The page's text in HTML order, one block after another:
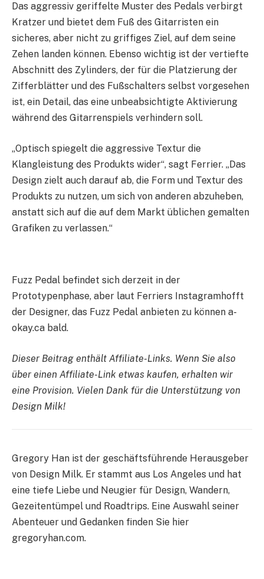
Das aggressiv geriffelte Muster des Pedals verbirgt
Kratzer und bietet dem Fuß des Gitarristen ein
sicheres, aber nicht zu griffiges Ziel, auf dem seine
Zehen landen können. Ebenso wichtig ist der vertiefte
Abschnitt des Zylinders, der für die Platzierung der
Zifferblätter und des Fußschalters selbst vorgesehen
ist, ein Detail, das eine unbeabsichtigte Aktivierung
während des Gitarrenspiels verhindern soll.
„Optisch spiegelt die aggressive Textur die
Klangleistung des Produkts wider“, sagt Ferrier. „Das
Design zielt auch darauf ab, die Form und Textur des
Produkts zu nutzen, um sich von anderen abzuheben,
anstatt sich auf die auf dem Markt üblichen gemalten
Grafiken zu verlassen.“
Fuzz Pedal befindet sich derzeit in der
Prototypenphase, aber laut Ferriers Instagramhofft
der Designer, das Fuzz Pedal anbieten zu können a-
okay.ca bald.
Dieser Beitrag enthält Affiliate-Links. Wenn Sie also
über einen Affiliate-Link etwas kaufen, erhalten wir
eine Provision. Vielen Dank für die Unterstützung von
Design Milk!
Gregory Han ist der geschäftsführende Herausgeber
von Design Milk. Er stammt aus Los Angeles und hat
eine tiefe Liebe und Neugier für Design, Wandern,
Gezeitentümpel und Roadtrips. Eine Auswahl seiner
Abenteuer und Gedanken finden Sie hier
gregoryhan.com.